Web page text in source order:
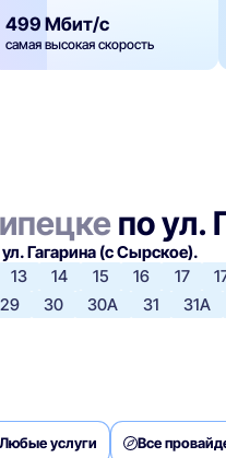
499 Мбит/с
самая высокая скорость
по ул.
ул. Гагарина (с Сырское).
13 14 15 16 17
29 30 30А 31 31А
услуги Все